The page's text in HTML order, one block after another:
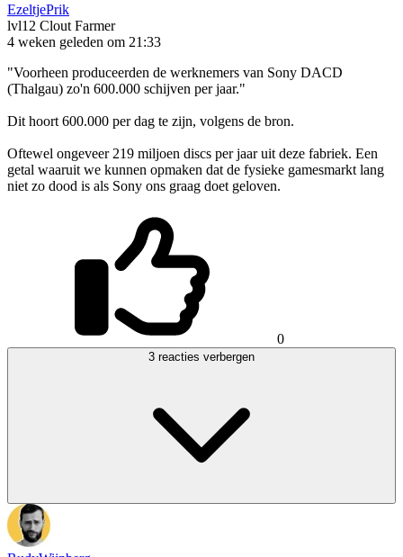
EzeltjePrik
lvl12 Clout Farmer
4 weken geleden om 21:33
"Voorheen produceerden de werknemers van Sony DACD
(Thalgau) zo'n 600.000 schijven per jaar."
Dit hoort 600.000 per dag te zijn, volgens de bron.
Oftewel ongeveer 219 miljoen discs per jaar uit deze fabriek. Een
getal waaruit we kunnen opmaken dat de fysieke gamesmarkt lang
niet zo dood is als Sony ons graag doet geloven.
0
3 reacties verbergen